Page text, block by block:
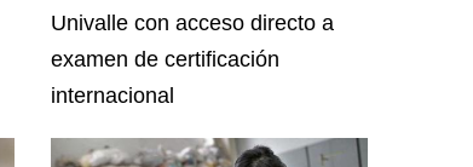
Univalle con acceso directo a
examen de certificación
internacional